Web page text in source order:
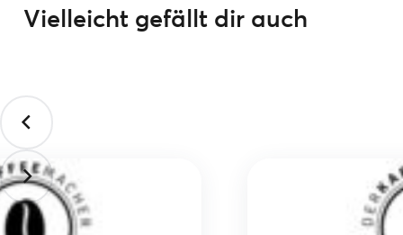
Vielleicht gefällt dir auch